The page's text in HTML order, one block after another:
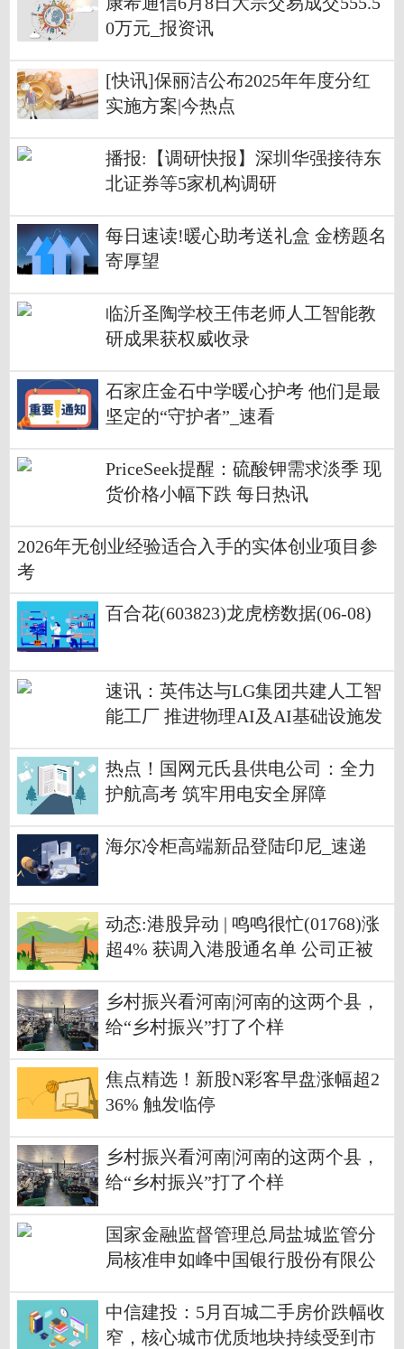
0万元_报资讯
[快讯]保丽洁公布2025年年度分红
实施方案|今热点
播报:【调研快报】深圳华强接待东
北证券等5家机构调研
每日速读!暖心助考送礼盒 金榜题名
寄厚望
临沂圣陶学校王伟老师人工智能教
研成果获权威收录
石家庄金石中学暖心护考 他们是最
坚定的“守护者”_速看
PriceSeek提醒：硫酸钾需求淡季 现
货价格小幅下跌 每日热讯
2026年无创业经验适合入手的实体创业项目参
考
百合花(603823)龙虎榜数据(06-08)
速讯：英伟达与LG集团共建人工智
能工厂 推进物理AI及AI基础设施发
热点！国网元氏县供电公司：全力
护航高考 筑牢用电安全屏障
海尔冷柜高端新品登陆印尼_速递
动态:港股异动 | 鸣鸣很忙(01768)涨
超4% 获调入港股通名单 公司正被
售渠道
乡村振兴看河南|河南的这两个县，
给“乡村振兴”打了个样
焦点精选！新股N彩客早盘涨幅超2
36% 触发临停
乡村振兴看河南|河南的这两个县，
给“乡村振兴”打了个样
国家金融监督管理总局盐城监管分
局核准申如峰中国银行股份有限公
选
中信建投：5月百城二手房价跌幅收
窄，核心城市优质地块持续受到市